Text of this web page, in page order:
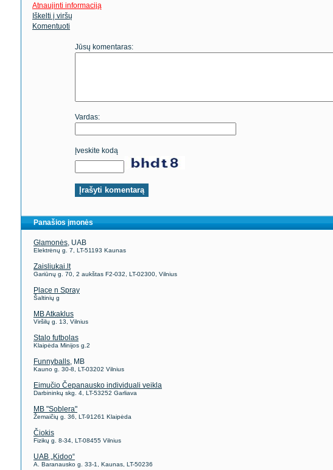
Atnaujinti informaciją
Iškelti į viršų
Komentuoti
Jūsų komentaras:
Vardas:
Įveskite kodą
Panašios įmonės
Glamonės , UAB
Elektrėnų g. 7, LT-51193 Kaunas
Zaisliukai.lt
Gariūnų g. 70, 2 aukštas F2-032, LT-02300, Vilnius
Place n Spray
Šaltinių g
MB Atkaklus
Viršilų g. 13, Vilnius
Stalo futbolas
Klaipėda Minijos g.2
Funnyballs , MB
Kauno g. 30-8, LT-03202 Vilnius
Eimučio Čepanausko individuali veikla
Darbininkų skg. 4, LT-53252 Garliava
MB "Soblera"
Žemaičių g. 36, LT-91261 Klaipėda
Čiokis
Fizikų g. 8-34, LT-08455 Vilnius
UAB „Kidoo“
A. Baranausko g. 33-1, Kaunas, LT-50236